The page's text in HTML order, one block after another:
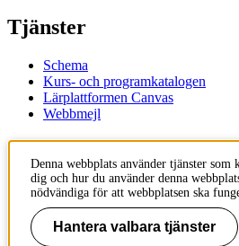
Tjänster
Schema
Kurs- och programkatalogen
Lärplattformen Canvas
Webbmejl
Kontakt
KTH
100 44 Stockholm
+46 8 790 60 00
Denna webbplats använder tjänster
dig och hur du använder denna
nödvändiga för att webbplatsen ska
Hantera valbara tjänster